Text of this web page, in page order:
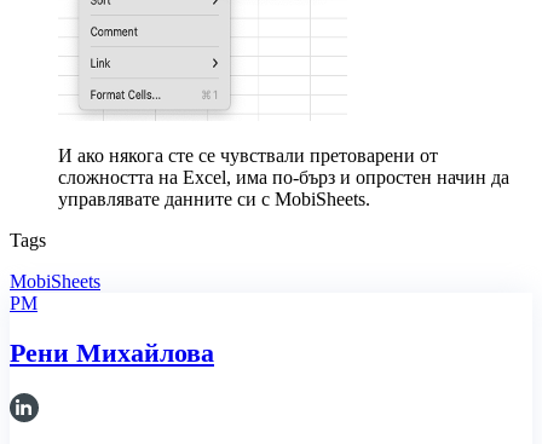
И ако някога сте се чувствали претоварени от
сложността на Excel, има по-бърз и опростен начин да
управлявате данните си с MobiSheets.
Tags
MobiSheets
РМ
Рени Михайлова